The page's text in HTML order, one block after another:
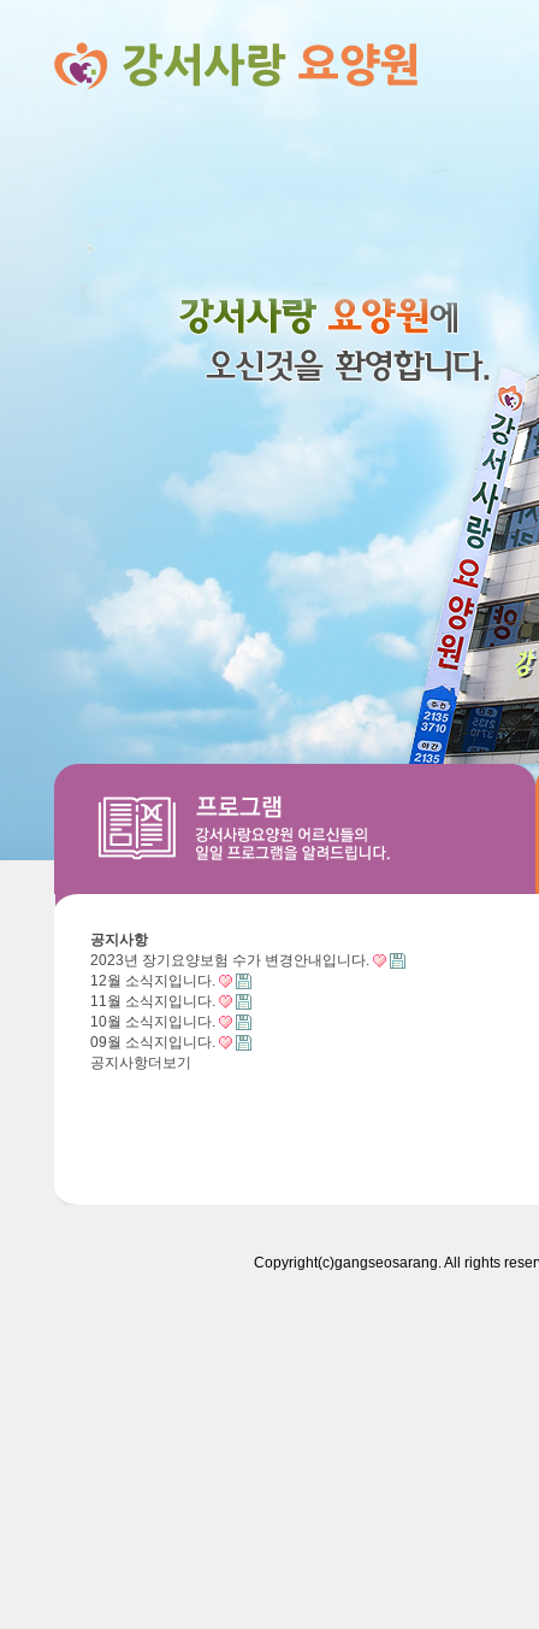
공지사항
2023년 장기요양보험 수가 변경안내입니다.
12월 소식지입니다.
11월 소식지입니다.
10월 소식지입니다.
09월 소식지입니다.
공지사항더보기
Copyright(c)gangseosarang. All rights